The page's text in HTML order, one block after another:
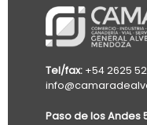
Tel/fax: +54 2625
Paso de los Andes